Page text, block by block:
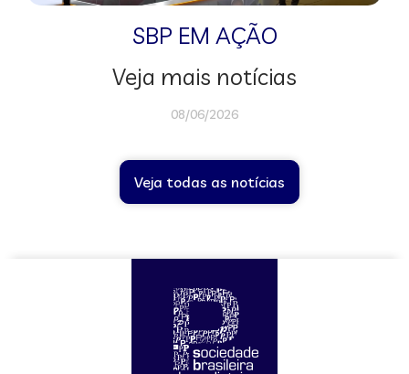
SBP EM AÇÃO
Veja mais notícias
08/06/2026
Veja todas as notícias